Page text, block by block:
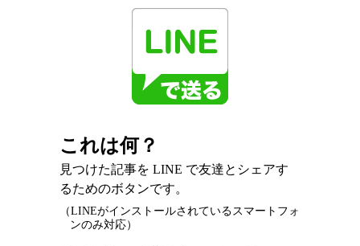
これは何？
見つけた記事を LINE で友達とシェアす
るためのボタンです。
（LINEがインストールされているスマートフォ
ンのみ対応）